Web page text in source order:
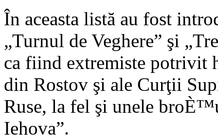
În aceasta listă au fost
„Turnul de Veghere” şi
ca fiind extremiste potrivit
din Rostov şi ale Curţii
Ruse, la fel şi unele
Iehova”.